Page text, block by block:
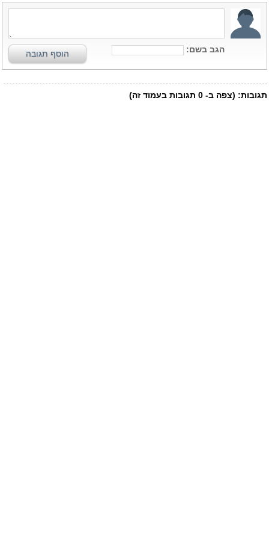
הגב בשם: הוסף תגובה
תגובות: (צפה ב- 0 תגובות בעמוד זה)